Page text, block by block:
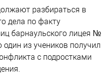
разбираться в
дела по факту
барнаульского лицея №
из учеников получил
с подростками